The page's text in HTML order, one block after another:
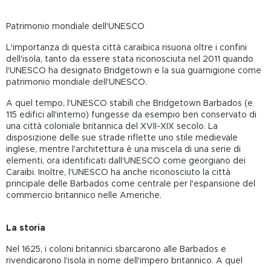
Patrimonio mondiale dell'UNESCO
L'importanza di questa città caraibica risuona oltre i confini
dell'isola, tanto da essere stata riconosciuta nel 2011 quando
l'UNESCO ha designato Bridgetown e la sua guarnigione come
patrimonio mondiale dell'UNESCO.
A quel tempo, l'UNESCO stabilì che Bridgetown Barbados (e
115 edifici all'interno) fungesse da esempio ben conservato di
una città coloniale britannica del XVII-XIX secolo. La
disposizione delle sue strade riflette uno stile medievale
inglese, mentre l'architettura è una miscela di una serie di
elementi, ora identificati dall'UNESCO come georgiano dei
Caraibi. Inoltre, l'UNESCO ha anche riconosciuto la città
principale delle Barbados come centrale per l'espansione del
commercio britannico nelle Americhe.
La storia
Nel 1625, i coloni britannici sbarcarono alle Barbados e
rivendicarono l'isola in nome dell'impero britannico. A quel